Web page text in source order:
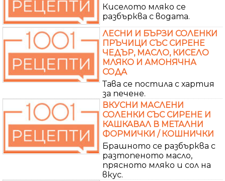
Киселото мляко се
разбърква с водата.
ЛЕСНИ И БЪРЗИ СОЛЕНКИ
ПРЪЧИЦИ СЪС СИРЕНЕ
ЧЕДЪР, МАСЛО, КИСЕЛО
МЛЯКО И АМОНЯЧНА
СОДА
Тава се постила с хартия
за печене.
ВКУСНИ МАСЛЕНИ
СОЛЕНКИ СЪС СИРЕНЕ И
КАШКАВАЛ В МЕТАЛНИ
ФОРМИЧКИ / КОШНИЧКИ
Брашното се разбърква с
разтопеното масло,
прясното мляко и сол на
вкус.